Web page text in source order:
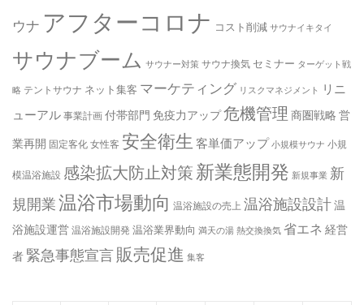
ウナ アフターコロナ コスト削減 サウナイキタイ
サウナブーム サウナー対策 サウナ換気 セミナー ターゲット戦
略 テントサウナ ネット集客 マーケティング リスクマネジメント
リニ
ューアル 事業計画 付帯部門 免疫力アップ危機管理 商圏戦略 営
業再開 固定客化女性客 安全衛生 客単価アップ 小規模サウナ 小規
模温浴施設 感染拡大防止対策新業態開発 新規事業 新
規開業温浴市場動向 温浴施設の売上 温浴施設設計温
浴施設運営温浴施設開発 温浴業界動向 満天の湯 熱交換換気 省エネ 経営
者 緊急事態宣言販売促進 集客